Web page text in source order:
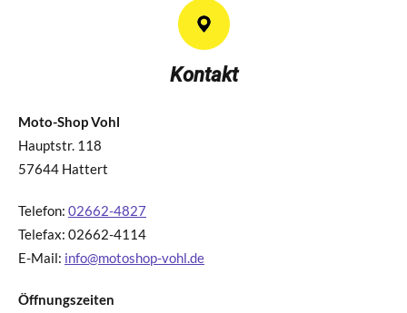
Kontakt
Moto-Shop Vohl
Hauptstr. 118
57644 Hattert
Telefon: 02662-4827
Telefax: 02662-4114
E-Mail: info@motoshop-vohl.de
Öffnungszeiten